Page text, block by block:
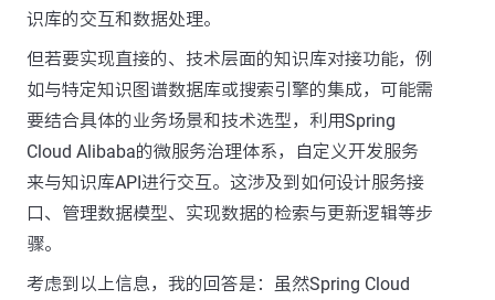
识库的交互和数据处理。
但若要实现直接的、技术层面的知识库对接功能，例
如与特定知识图谱数据库或搜索引擎的集成，可能需
要结合具体的业务场景和技术选型，利用Spring
Cloud Alibaba的微服务治理体系，自定义开发服务
来与知识库API进行交互。这涉及到如何设计服务接
口、管理数据模型、实现数据的检索与更新逻辑等步
骤。
考虑到以上信息，我的回答是：虽然Spring Cloud